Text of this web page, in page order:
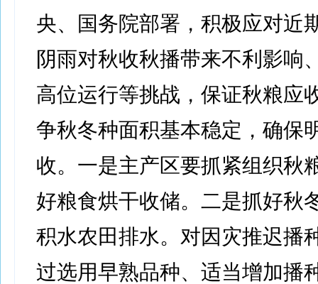
央、国务院部署，积极应对近
阴雨对秋收秋播带来不利影响
高位运行等挑战，保证秋粮应
争秋冬种面积基本稳定，确保
收。一是主产区要抓紧组织秋
好粮食烘干收储。二是抓好秋
积水农田排水。对因灾推迟播
过选用早熟品种、适当增加播